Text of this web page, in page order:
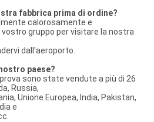
fabbrica prima di ordine?
calorosamente e
gruppo per visitare la nostra
dall'aeroporto.
paese?
sono state vendute a più di 26
Russia,
Unione Europea, India, Pakistan,
e